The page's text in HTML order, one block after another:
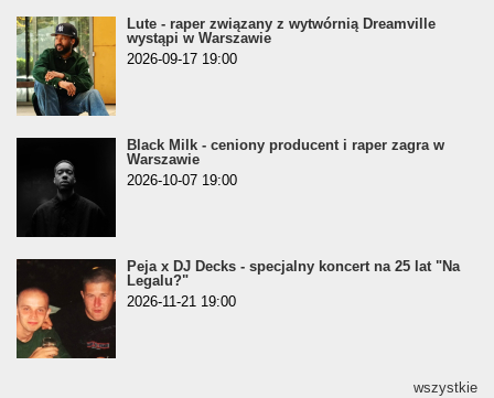
Lute - raper związany z wytwórnią Dreamville
wystąpi w Warszawie
2026-09-17 19:00
Black Milk - ceniony producent i raper zagra w
Warszawie
2026-10-07 19:00
Peja x DJ Decks - specjalny koncert na 25 lat "Na
Legalu?"
2026-11-21 19:00
wszystkie